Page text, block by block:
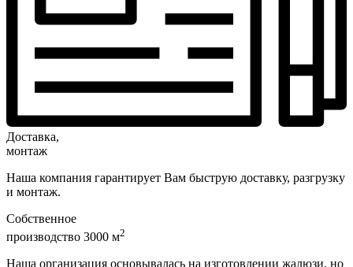
Доставка,
монтаж
Наша компания гарантирует Вам быструю доставку, разгрузку
и монтаж.
Собственное
производство 3000 м2
Наша организация основывалась на изготовлении жалюзи, но